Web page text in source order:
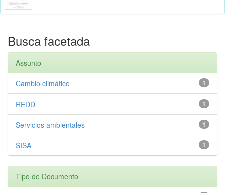
Busca facetada
Assunto
1
Cambio climático
1
REDD
1
Servicios ambientales
1
SISA
Tipo de Documento